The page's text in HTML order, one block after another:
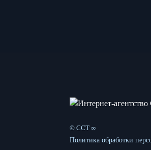
© CCT ∞
Политика обработки